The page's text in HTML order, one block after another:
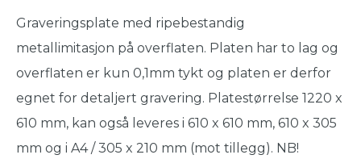
Graveringsplate med ripebestandig
metallimitasjon på overflaten. Platen har to lag og
overflaten er kun 0,1mm tykt og platen er derfor
egnet for detaljert gravering. Platestørrelse 1220 x
610 mm, kan også leveres i 610 x 610 mm, 610 x 305
mm og i A4 / 305 x 210 mm (mot tillegg). NB!